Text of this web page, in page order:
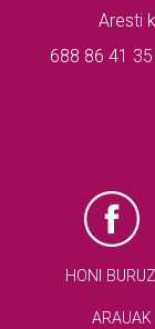
Aresti
688 86 41
HONI BURUZ
ARAUAK